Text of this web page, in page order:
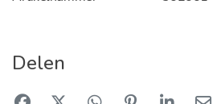
Delen